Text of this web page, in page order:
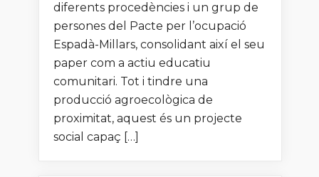
diferents procedències i un grup de
persones del Pacte per l’ocupació
Espadà-Millars, consolidant així el seu
paper com a actiu educatiu
comunitari. Tot i tindre una
producció agroecològica de
proximitat, aquest és un projecte
social capaç […]